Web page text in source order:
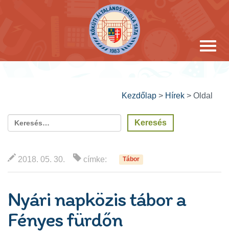
Kezdőlap > Hírek > Oldal
2018. 05. 30. címke: Tábor
Nyári napközis tábor a
Fényes fürdőn